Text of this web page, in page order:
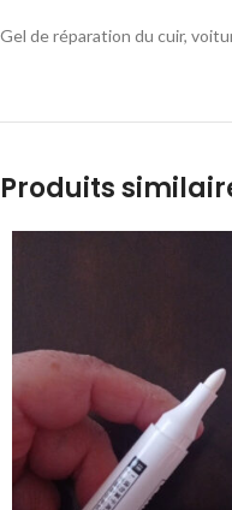
Gel de réparation du cuir,
Produits